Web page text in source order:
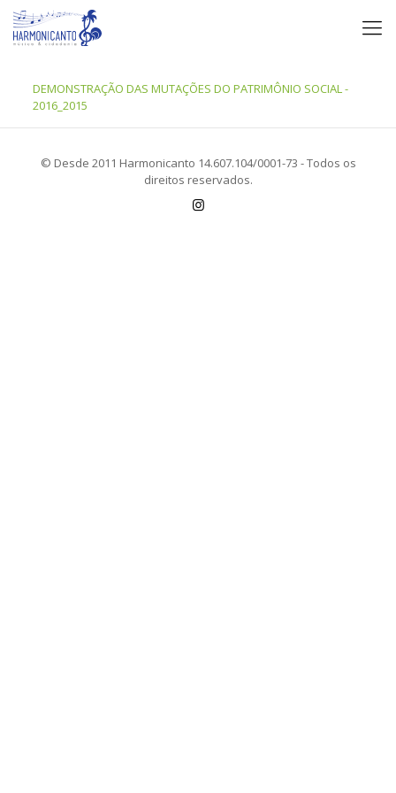
DEMONSTRAÇÃO DAS MUTAÇÕES DO PATRIMÔNIO SOCIAL -
2016_2015
© Desde 2011 Harmonicanto 14.607.104/0001-73 - Todos os
direitos reservados.